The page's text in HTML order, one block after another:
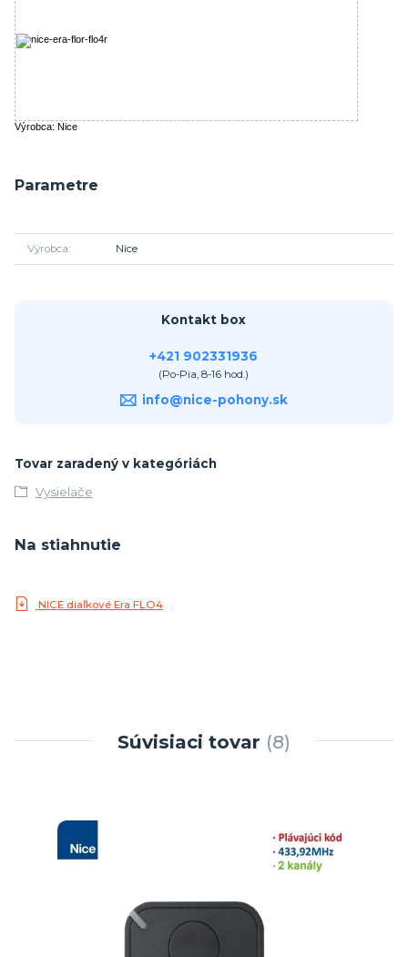
Výrobca: Nice
Parametre
Výrobca Nice
Kontakt box
+421 902331936
(Po-Pia, 8-16 hod.)
info@nice-pohony.sk
Tovar zaradený v kategóriách
Vysielače
Na stiahnutie
NICE diaľkové Era FLO4
Súvisiaci tovar 8